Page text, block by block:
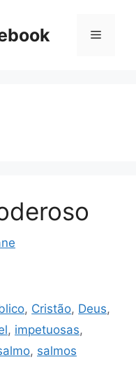
Menu
, Cristão, Deus,
, impetuosas,
, salmos